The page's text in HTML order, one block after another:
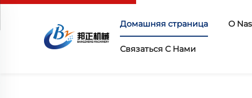
Домашняя страница O Nas
Связаться С Нами